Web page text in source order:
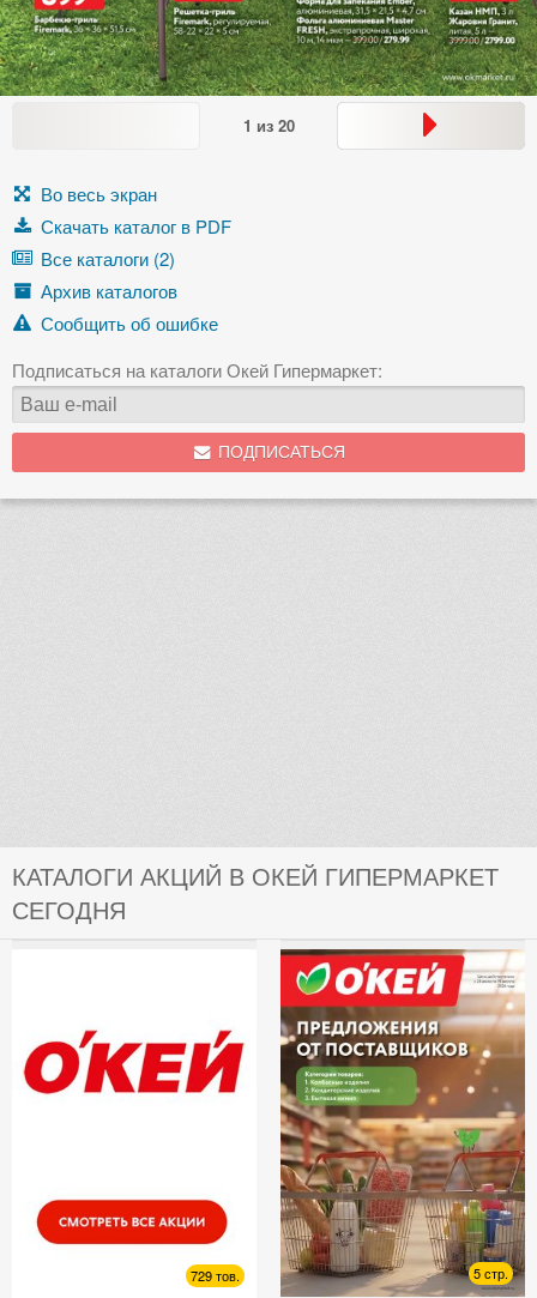
1 из 20
Во весь экран
Скачать каталог в PDF
Все каталоги (2)
Архив каталогов
Сообщить об ошибке
Подписаться на каталоги Окей Гипермаркет:
ПОДПИСАТЬСЯ
КАТАЛОГИ АКЦИЙ В ОКЕЙ ГИПЕРМАРКЕТ
СЕГОДНЯ
729 тов. 5 стр.